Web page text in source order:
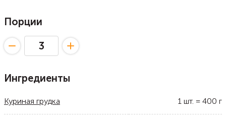
Порции
Ингредиенты
Куриная грудка 1 шт. = 400 г